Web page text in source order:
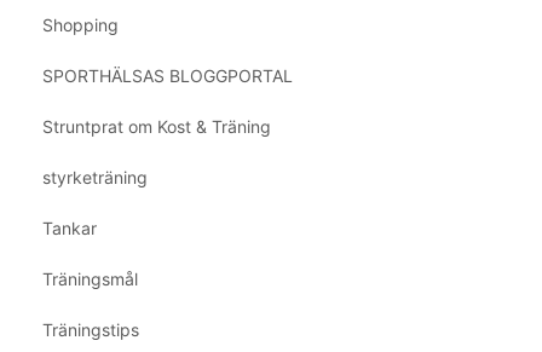
Shopping
SPORTHÄLSAS BLOGGPORTAL
Struntprat om Kost & Träning
styrketräning
Tankar
Träningsmål
Träningstips